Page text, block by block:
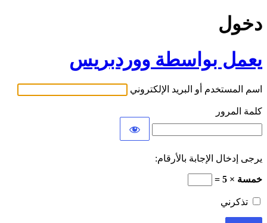
دخول
يعمل بواسطة ووردبريس
اسم المستخدم أو البريد الإلكتروني
كلمة المرور
يرجى إدخال الإجابة بالأرقام:
خمسة × 5 =
تذكرني